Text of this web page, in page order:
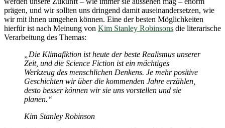
prägen, und wir sollten uns dringend damit auseinandersetzen, wie
wir mit ihnen umgehen können. Eine der besten Möglichkeiten
hierfür ist nach Meinung von Kim Stanley Robinsons die literarische
Verarbeitung des Themas:
„Die Klimafiktion ist heute der beste Realismus unserer
Zeit, und die Science Fiction ist ein mächtiges
Werkzeug des menschlichen Denkens. Je mehr positive
Geschichten wir über die kommenden Jahre erzählen,
desto besser können wir sie uns vorstellen und sie
planen.“
Kim Stanley Robinson